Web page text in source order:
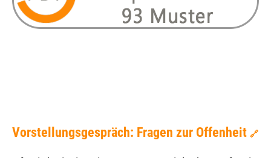
Vorstellungsgespräch: Fragen zur Offenheit 🔗